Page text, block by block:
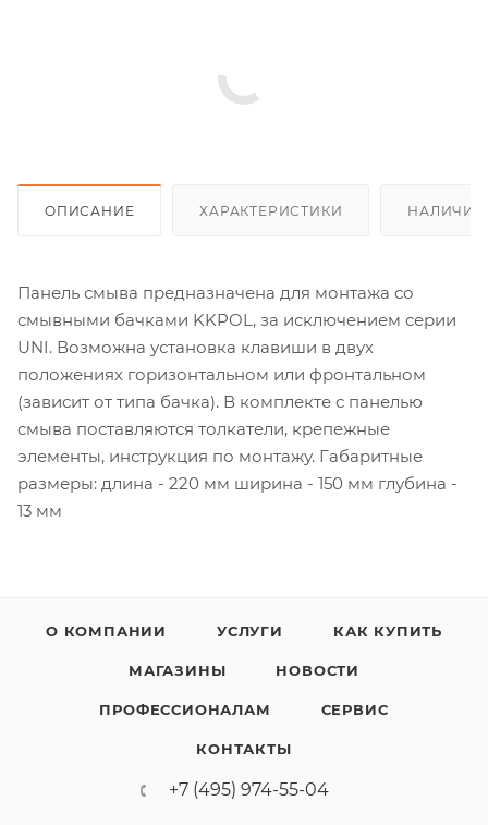
ОПИСАНИЕ ХАРАКТЕРИСТИКИ НАЛИЧИЕ
Панель смыва предназначена для монтажа со
смывными бачками KKPOL, за исключением серии
UNI. Возможна установка клавиши в двух
положениях горизонтальном или фронтальном
(зависит от типа бачка). В комплекте с панелью
смыва поставляются толкатели, крепежные
элементы, инструкция по монтажу. Габаритные
размеры: длина - 220 мм ширина - 150 мм глубина -
13 мм
О КОМПАНИИ УСЛУГИ КАК КУПИТЬ
МАГАЗИНЫ НОВОСТИ
ПРОФЕССИОНАЛАМ СЕРВИС
КОНТАКТЫ
+7 (495) 974-55-04